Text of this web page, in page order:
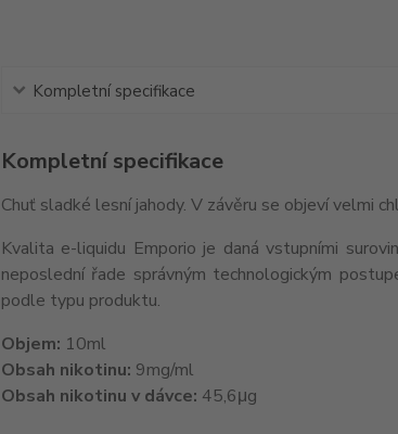
Kompletní specifikace
Kompletní specifikace
Chuť sladké lesní jahody. V závěru se objeví velmi
Kvalita e-liquidu Emporio je daná vstupními
neposlední řade správným technologickým
podle typu produktu.
Objem: 10ml
Obsah nikotinu: 9mg/ml
Obsah nikotinu v dávce: 45,6μg